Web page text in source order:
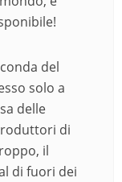
del
solo a
delle
di
il
di fuori dei